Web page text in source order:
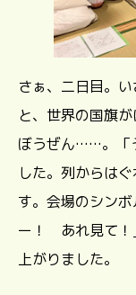
さぁ、二日目。
と、世界の国旗
ぼうぜん……。「
した。列からは
す。会場のシン
ー！ あれ見て！
上がりました。